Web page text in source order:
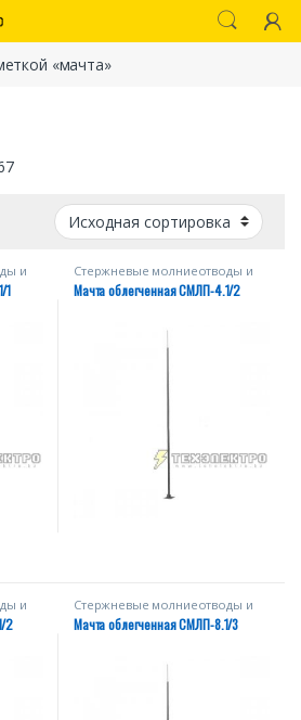
«мачта»
и
1
Стержневые молниеотводы и
мачты
Мачта облегченная СМЛП-4.1/2
и
2
Стержневые молниеотводы и
мачты
Мачта облегченная СМЛП-8.1/3